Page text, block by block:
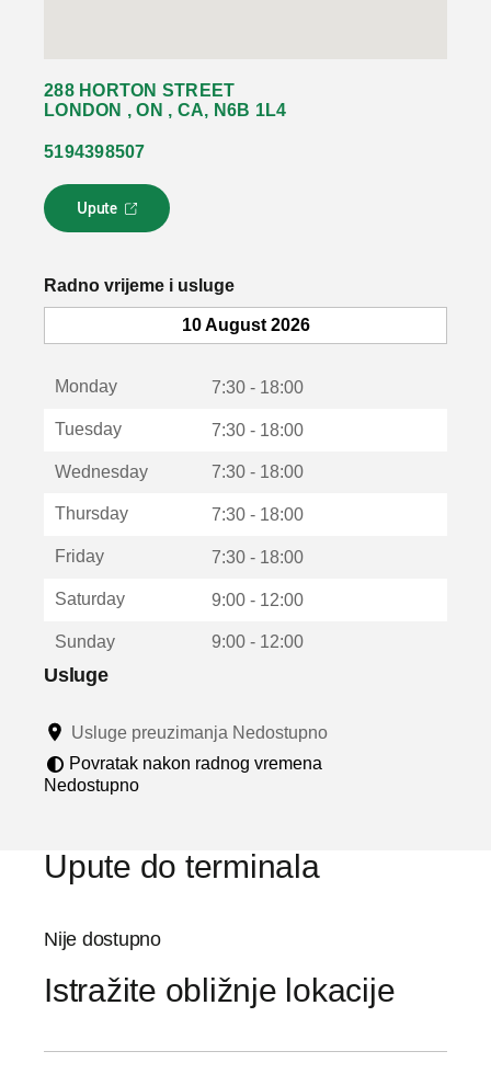
288 HORTON STREET
LONDON , ON , CA, N6B 1L4
5194398507
Upute
L
i
k
o
u
u
Radno vrijeme i usluge
10 August 2026
Monday 7:30 - 18:00
Tuesday 7:30 - 18:00
Wednesday 7:30 - 18:00
Thursday 7:30 - 18:00
Friday 7:30 - 18:00
Saturday 9:00 - 12:00
Sunday 9:00 - 12:00
Usluge
Usluge preuzimanja Nedostupno
Povratak nakon radnog vremena
Nedostupno
Upute do terminala
Nije dostupno
Istražite obližnje lokacije